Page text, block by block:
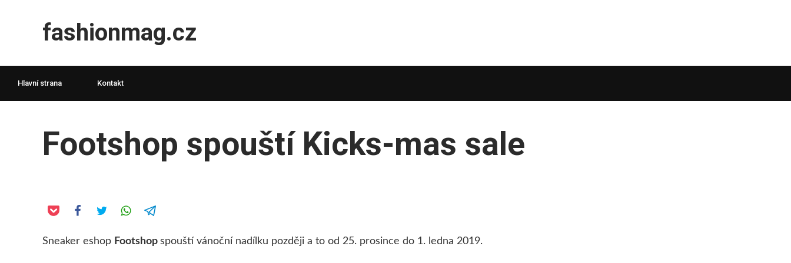
fashionmag.cz
Hlavní strana Kontakt
Footshop spouští Kicks-mas sale
Sneaker eshop Footshop spouští vánoční nadílku později a to od 25. prosince do 1. ledna 2019.